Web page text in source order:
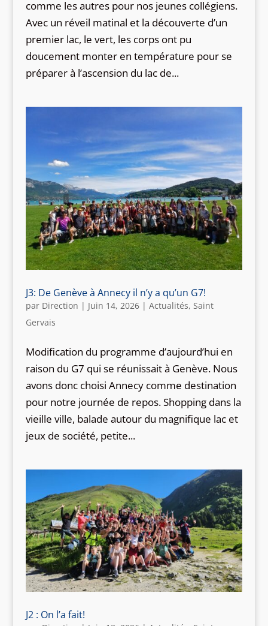
comme les autres pour nos jeunes collégiens.
Avec un réveil matinal et la découverte d’un
premier lac, le vert, les corps ont pu
doucement monter en température pour se
préparer à l’ascension du lac de...
J3: De Genève à Annecy il n’y a qu’un G7!
par Direction | Juin 14, 2026| Actualités, Saint
Gervais
Modification du programme d’aujourd’hui en
raison du G7 qui se réunissait à Genève. Nous
avons donc choisi Annecy comme destination
pour notre journée de repos. Shopping dans la
vieille ville, balade autour du magnifique lac et
jeux de société, petite...
J2 : On l’a fait!